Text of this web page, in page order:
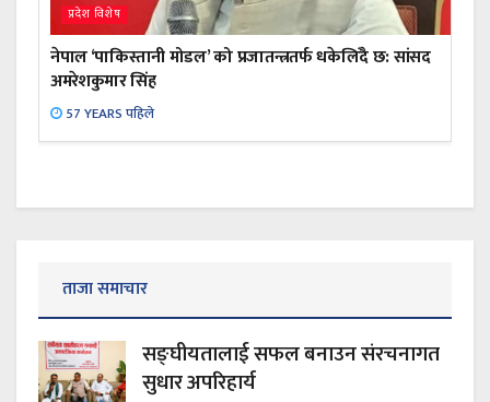
प्रदेश विशेष
नेपाल ‘पाकिस्तानी मोडल’ को प्रजातन्त्रतर्फ धकेलिँदै छ: सांसद
अमरेशकुमार सिंह
57 YEARS पहिले
ताजा समाचार
सङ्घीयतालाई सफल बनाउन संरचनागत
सुधार अपरिहार्य